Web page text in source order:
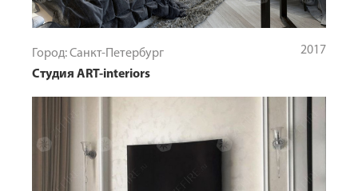
Город: Санкт-Петербург
2017
Студия ART-interiors